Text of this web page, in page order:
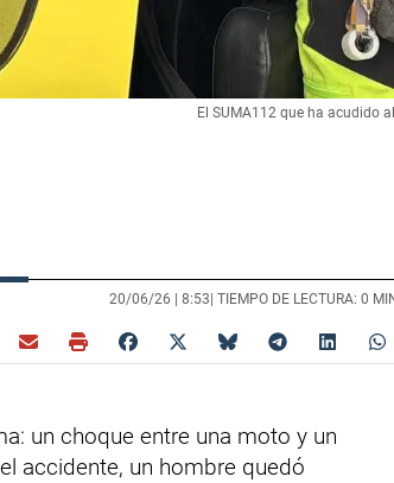
El SUMA112 que ha acudido
20/06/26 | 8:53 | TIEMPO DE LECTURA: 0
un choque entre una moto y un
accidente, un hombre quedó